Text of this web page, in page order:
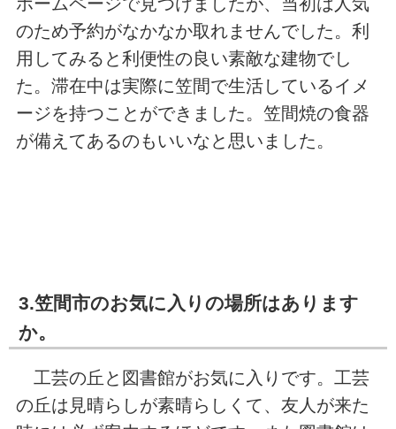
のため予約がなかなか取れませんでした。利
用してみると利便性の良い素敵な建物でし
た。滞在中は実際に笠間で生活しているイメ
ージを持つことができました。笠間焼の食器
が備えてあるのもいいなと思いました。
3.笠間市のお気に入りの場所はあります
か。
工芸の丘と図書館がお気に入りです。工芸
の丘は見晴らしが素晴らしくて、友人が来た